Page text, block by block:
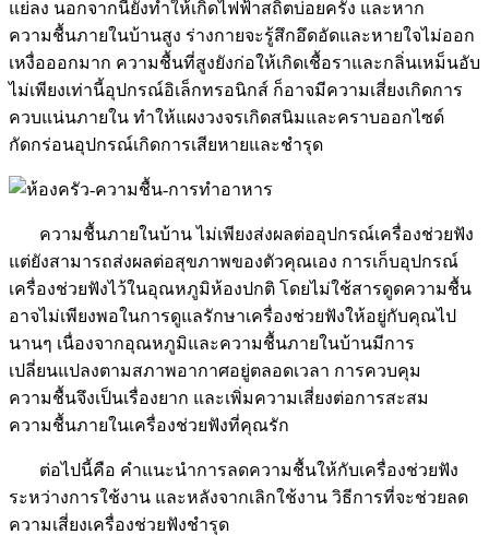
แย่ลง นอกจากนี้ยังทำให้เกิดไฟฟ้าสถิตบ่อยครั้ง และหาก
ความชื้นภายในบ้านสูง ร่างกายจะรู้สึกอึดอัดและหายใจไม่ออก
เหงื่อออกมาก ความชื้นที่สูงยังก่อให้เกิดเชื้อราและกลิ่นเหม็นอับ
ไม่เพียงเท่านี้อุปกรณ์อิเล็กทรอนิกส์ ก็อาจมีความเสี่ยงเกิดการ
ควบแน่นภายใน ทำให้แผงวงจรเกิดสนิมและคราบออกไซด์
กัดกร่อนอุปกรณ์เกิดการเสียหายและชำรุด
ความชื้นภายในบ้าน ไม่เพียงส่งผลต่ออุปกรณ์เครื่องช่วยฟัง
แต่ยังสามารถส่งผลต่อสุขภาพของตัวคุณเอง การเก็บอุปกรณ์
เครื่องช่วยฟังไว้ในอุณหภูมิห้องปกติ โดยไม่ใช้สารดูดความชื้น
อาจไม่เพียงพอในการดูแลรักษาเครื่องช่วยฟังให้อยู่กับคุณไป
นานๆ เนื่องจากอุณหภูมิและความชื้นภายในบ้านมีการ
เปลี่ยนแปลงตามสภาพอากาศอยู่ตลอดเวลา การควบคุม
ความชื้นจึงเป็นเรื่องยาก และเพิ่มความเสี่ยงต่อการสะสม
ความชื้นภายในเครื่องช่วยฟังที่คุณรัก
ต่อไปนี้คือ คำแนะนำการลดความชื้นให้กับเครื่องช่วยฟัง
ระหว่างการใช้งาน และหลังจากเลิกใช้งาน วิธีการที่จะช่วยลด
ความเสี่ยงเครื่องช่วยฟังชำรุด